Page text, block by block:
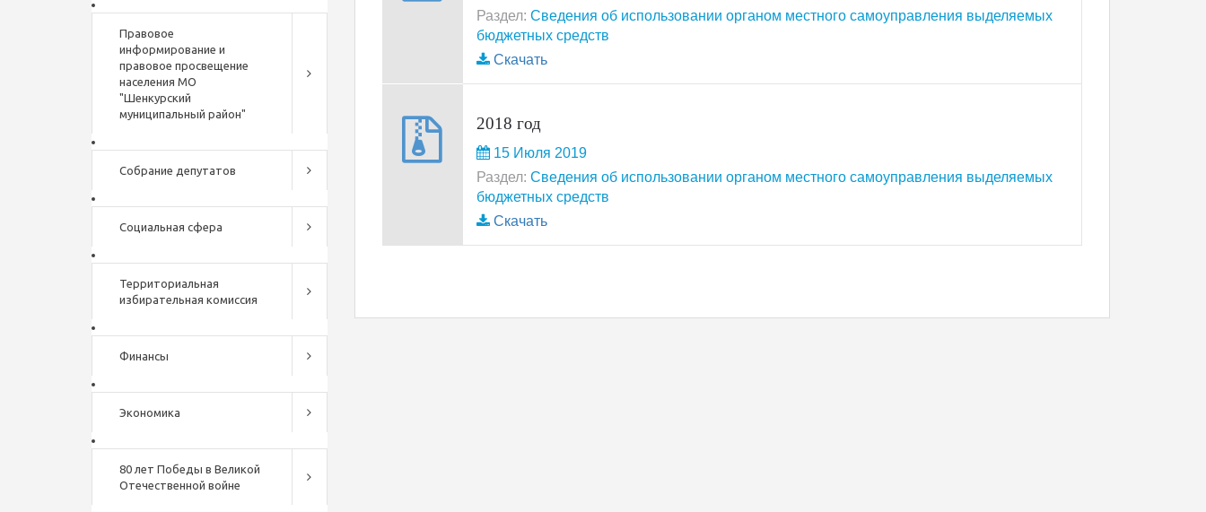
Правовое
информирование и
правовое просвещение
населения МО
"Шенкурский
муниципальный район"
Собрание депутатов
Социальная сфера
Территориальная
избирательная комиссия
Финансы
Экономика
80 лет Победы в Великой
Отечественной войне
Раздел: Сведения об использовании органом местного самоуправления выделяемых
бюджетных средств
Скачать
2018 год
15 Июля 2019
Раздел: Сведения об использовании органом местного самоуправления выделяемых
бюджетных средств
Скачать